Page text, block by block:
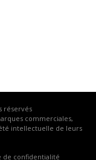
réservés
commerciales,
intellectuelle de leurs
de confidentialité